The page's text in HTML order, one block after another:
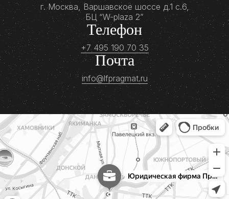
г. Москва, Варшавское шоссе д.1 с.6,
БЦ “W-plaza 2”
Телефон
+7 495 190 70 35
Почта
info@lfpragmat.ru